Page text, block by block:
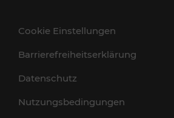
Cookie Einstellungen
Barrierefreiheitserklärung
Datenschutz
Nutzungsbedingungen